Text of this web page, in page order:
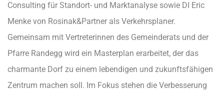
Consulting für Standort- und Marktanalyse sowie DI Eric
Menke von Rosinak&Partner als Verkehrsplaner.
Gemeinsam mit Vertreterinnen des Gemeinderats und der
Pfarre Randegg wird ein Masterplan erarbeitet, der das
charmante Dorf zu einem lebendigen und zukunftsfähigen
Zentrum machen soll. Im Fokus stehen die Verbesserung